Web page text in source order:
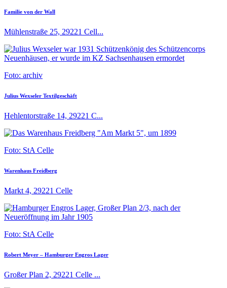
Familie von der Wall
Mühlenstraße 25, 29221 Cell...
Foto: archiv
Julius Wexseler Textilgeschäft
Hehlentorstraße 14, 29221 C...
Foto: StA Celle
Warenhaus Freidberg
Markt 4, 29221 Celle
Foto: StA Celle
Robert Meyer – Hamburger Engros Lager
Großer Plan 2, 29221 Celle ...